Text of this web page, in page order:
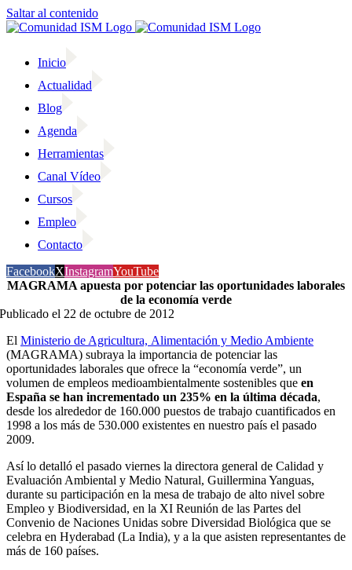
Saltar al contenido
Inicio
Actualidad
Blog
Agenda
Herramientas
Canal Vídeo
Cursos
Empleo
Contacto
FacebookXInstagramYouTube
MAGRAMA apuesta por potenciar las oportunidades laborales
de la economía verde
Publicado el 22 de octubre de 2012
El Ministerio de Agricultura, Alimentación y Medio Ambiente
(MAGRAMA) subraya la importancia de potenciar las
oportunidades laborales que ofrece la “economía verde”, un
volumen de empleos medioambientalmente sostenibles que en
España se han incrementado un 235% en la última década,
desde los alrededor de 160.000 puestos de trabajo cuantificados en
1998 a los más de 530.000 existentes en nuestro país el pasado
2009.
Así lo detalló el pasado viernes la directora general de Calidad y
Evaluación Ambiental y Medio Natural, Guillermina Yanguas,
durante su participación en la mesa de trabajo de alto nivel sobre
Empleo y Biodiversidad, en la XI Reunión de las Partes del
Convenio de Naciones Unidas sobre Diversidad Biológica que se
celebra en Hyderabad (La India), y a la que asisten representantes de
más de 160 países.